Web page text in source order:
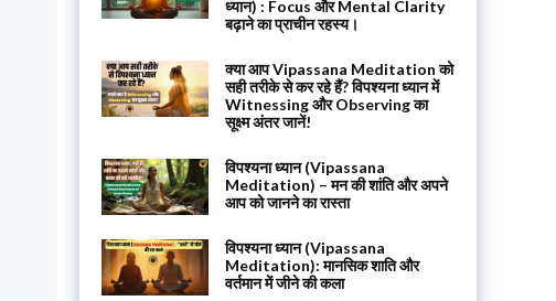
ध्यान) : Focus और Mental Clarity
बढ़ाने का प्राचीन रहस्य।
क्या आप Vipassana Meditation को
सही तरीके से कर रहे हैं? विपश्यना ध्यान में
Witnessing और Observing का
सूक्ष्म अंतर जानें!
विपश्यना ध्यान (Vipassana
Meditation) – मन की शांति और अपने
आप को जानने का रास्ता
विपश्यना ध्यान (Vipassana
Meditation): मानसिक शाति और
वर्तमान में जीने की कला